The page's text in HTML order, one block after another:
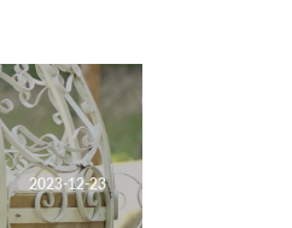
2023-12-23